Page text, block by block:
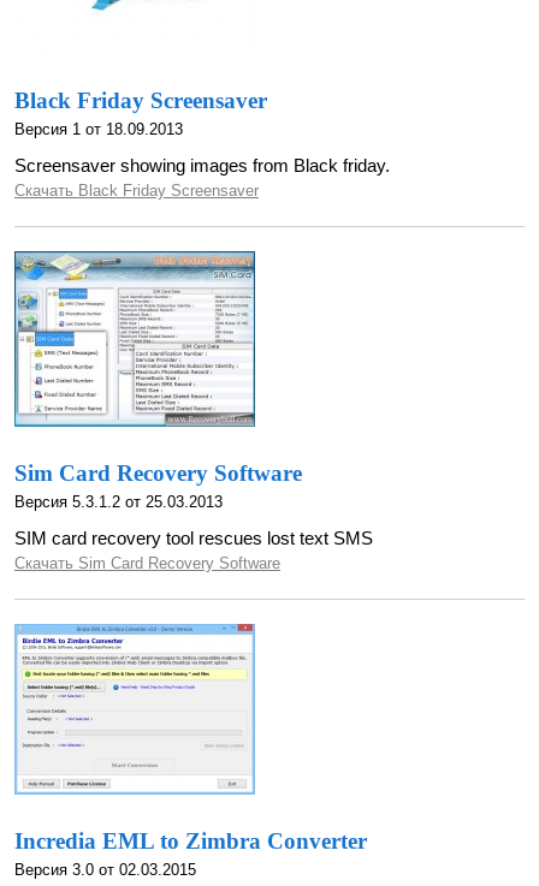
Black Friday Screensaver
Версия 1 от 18.09.2013
Screensaver showing images from Black friday.
Скачать Black Friday Screensaver
Sim Card Recovery Software
Версия 5.3.1.2 от 25.03.2013
SIM card recovery tool rescues lost text SMS
Скачать Sim Card Recovery Software
Incredia EML to Zimbra Converter
Версия 3.0 от 02.03.2015